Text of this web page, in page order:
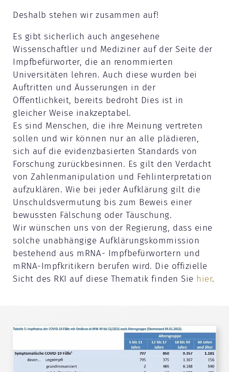
Deshalb stehen wir zusammen auf!
Es gibt sicherlich auch angesehene
Wissenschaftler und Mediziner auf der Seite der
Impfbefürworter, die an renommierten
Universitäten lehren. Auch diese wurden bei
Auftritten und Äusserungen in der
Öffentlichkeit, bereits bedroht Dies ist in
gleicher Weise inakzeptabel.
Es sind Menschen, die ihre Meinung vertreten
sollen und wir können nur an alle plädieren,
sich auf die evidenzbasierten Standards von
Forschung zurückbesinnen. Es gilt den Verdacht
von Zahlenmanipulation und Fehlinterpretation
aufzuklären. Wie bei jeder Aufklärung gilt die
Unschuldsvermutung bis zum Beweis einer
bewussten Fälschung oder Täuschung.
Wir wünschen uns von der Regierung, dass eine
solche unabhängige Aufklärungskommission
bestehend aus mRNA- Impfbefürwortern und
mRNA-Impfkritikern berufen wird. Die offizielle
Sicht des RKI auf diese Thematik finden Sie hier.